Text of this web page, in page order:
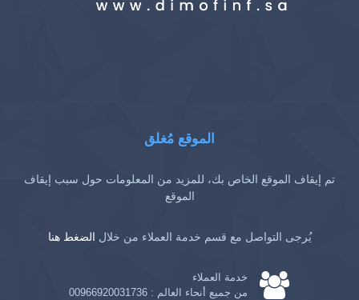
الموقع مُغلق
تم إيقاف الموقع الخاص بك، للمزيد من المعلومات حول سبب إيقاف
الموقع
يُرجى التواصل مع قسم خدمة العملاء من خلال الضغط هنا
خدمة العملاء
من جميع أنحاء العالم : 00966920031736